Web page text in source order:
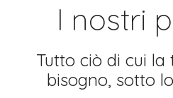
I nostri
Tutto ciò di cui
bisogno, sotto